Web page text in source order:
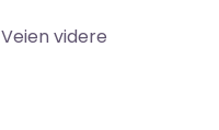
Veien videre